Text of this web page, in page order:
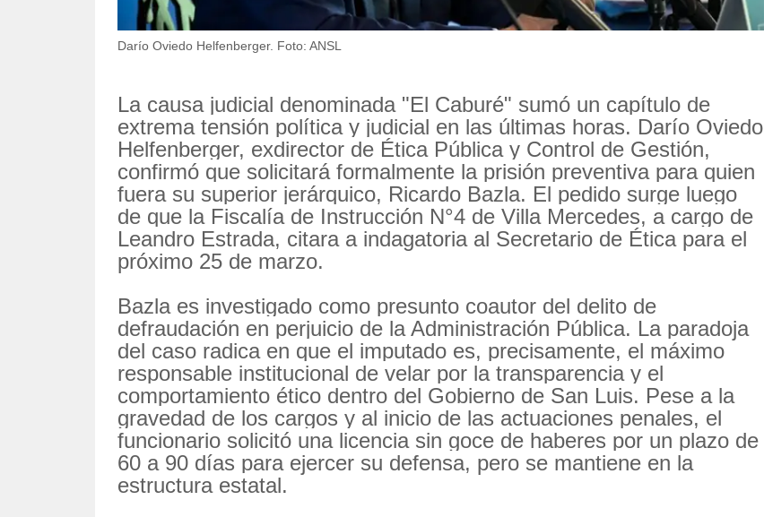
Darío Oviedo Helfenberger. Foto: ANSL
La causa judicial denominada "El Caburé" sumó un capítulo de
extrema tensión política y judicial en las últimas horas. Darío Oviedo
Helfenberger, exdirector de Ética Pública y Control de Gestión,
confirmó que solicitará formalmente la prisión preventiva para quien
fuera su superior jerárquico, Ricardo Bazla. El pedido surge luego
de que la Fiscalía de Instrucción N°4 de Villa Mercedes, a cargo de
Leandro Estrada, citara a indagatoria al Secretario de Ética para el
próximo 25 de marzo.
Bazla es investigado como presunto coautor del delito de
defraudación en perjuicio de la Administración Pública. La paradoja
del caso radica en que el imputado es, precisamente, el máximo
responsable institucional de velar por la transparencia y el
comportamiento ético dentro del Gobierno de San Luis. Pese a la
gravedad de los cargos y al inicio de las actuaciones penales, el
funcionario solicitó una licencia sin goce de haberes por un plazo de
60 a 90 días para ejercer su defensa, pero se mantiene en la
estructura estatal.